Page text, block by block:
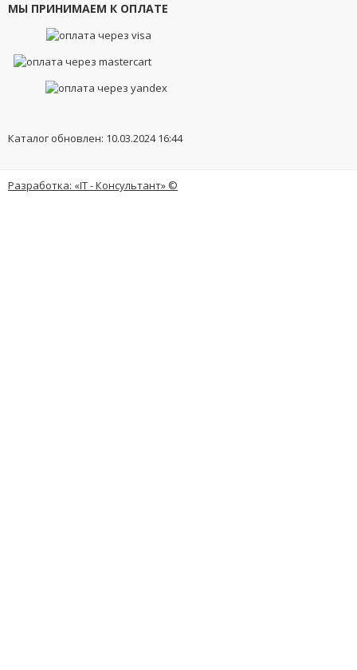
МЫ ПРИНИМАЕМ К ОПЛАТЕ
Каталог обновлен: 10.03.2024 16:44
Разработка: «IT - Консультант» ©